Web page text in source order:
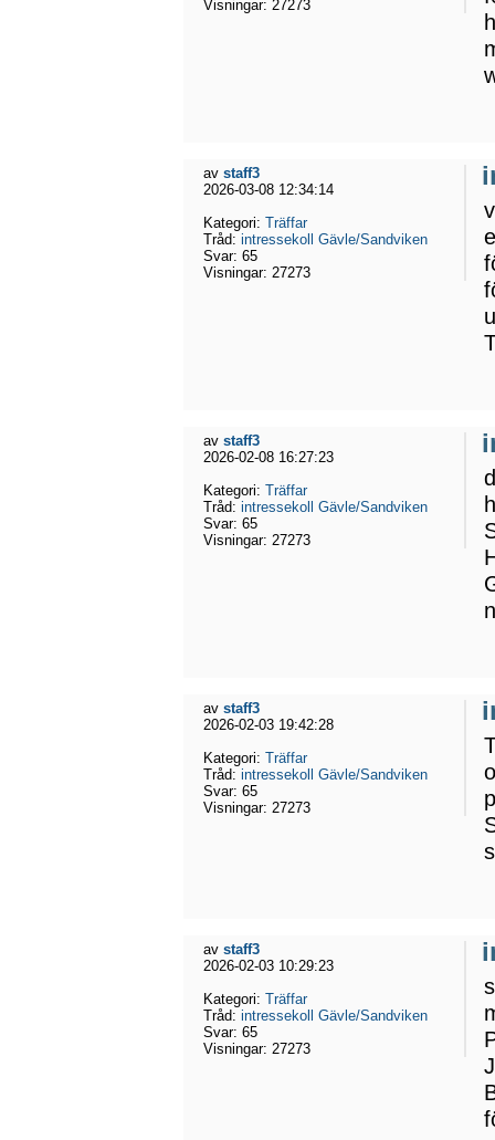
Visningar: 27273
av staff3
2026-03-08 12:34:14
Kategori: Träffar
Tråd: intressekoll Gävle/Sandviken
Svar: 65
Visningar: 27273
av staff3
2026-02-08 16:27:23
Kategori: Träffar
Tråd: intressekoll Gävle/Sandviken
Svar: 65
Visningar: 27273
av staff3
2026-02-03 19:42:28
Kategori: Träffar
Tråd: intressekoll Gävle/Sandviken
Svar: 65
Visningar: 27273
av staff3
2026-02-03 10:29:23
Kategori: Träffar
Tråd: intressekoll Gävle/Sandviken
Svar: 65
Visningar: 27273